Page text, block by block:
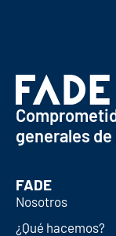
generales
FADE
Nosotros
¿Qué hacemos?